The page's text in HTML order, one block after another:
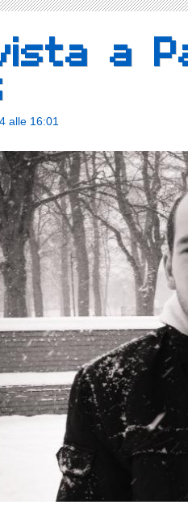
a
alle 16:01